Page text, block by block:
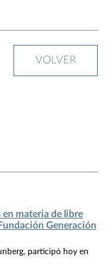
VOLVER
en materia de libre
Generación
participó hoy en